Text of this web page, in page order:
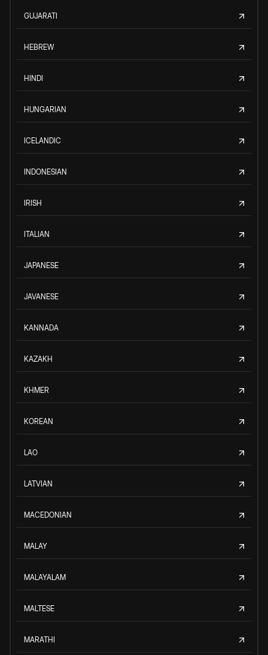
GUJARATI
HEBREW
HINDI
HUNGARIAN
ICELANDIC
INDONESIAN
IRISH
ITALIAN
JAPANESE
JAVANESE
KANNADA
KAZAKH
KHMER
KOREAN
LAO
LATVIAN
MACEDONIAN
MALAY
MALAYALAM
MALTESE
MARATHI